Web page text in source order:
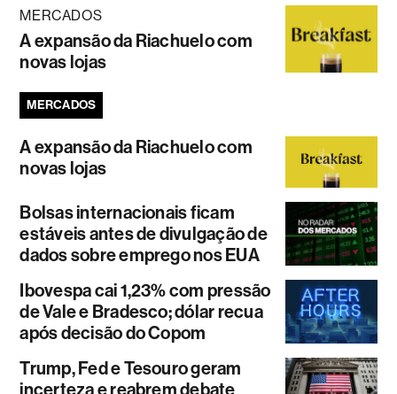
MERCADOS
A expansão da Riachuelo com
novas lojas
MERCADOS
A expansão da Riachuelo com
novas lojas
Bolsas internacionais ficam
estáveis antes de divulgação de
dados sobre emprego nos EUA
Ibovespa cai 1,23% com pressão
de Vale e Bradesco; dólar recua
após decisão do Copom
Trump, Fed e Tesouro geram
incerteza e reabrem debate